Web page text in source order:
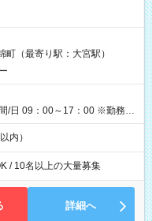
（前払い）オプションあ
1週間ほどで給与の一部を受け
（休憩1時間） 時給1,300円
当日の役割により時給＋100
（休憩なし） 時給1,300
円＋交通費 【試用期
（最寄り駅：大宮駅）
/日 09：00～17：00 ※勤務時
内）
/ 10名以上の大量募集
詳細へ